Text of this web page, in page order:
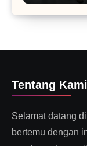
Tentang Kami
Selamat datang
bertemu dengan